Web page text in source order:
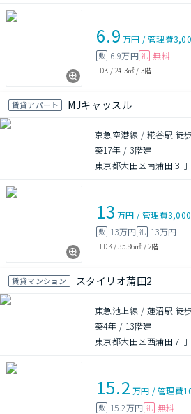
6.9 万円 /管理費
敷 6.9万円 礼 無料
1DK / 24.3㎡ / 3階
賃貸アパート MJキャッスル
京急空港線 / 糀谷駅 徒
築17年 / 3階建
東京都大田区南蒲田３
13 万円 /管理費
敷 13万円 礼 13万円
1LDK/35.86㎡ / 2階
賃貸マンション スタイリオ蒲田2
東急池上線 / 蓮沼駅 徒
築4年 / 13階建
東京都大田区西蒲田７
15.2 万円 /管理費
敷 15.2万円 礼 無料